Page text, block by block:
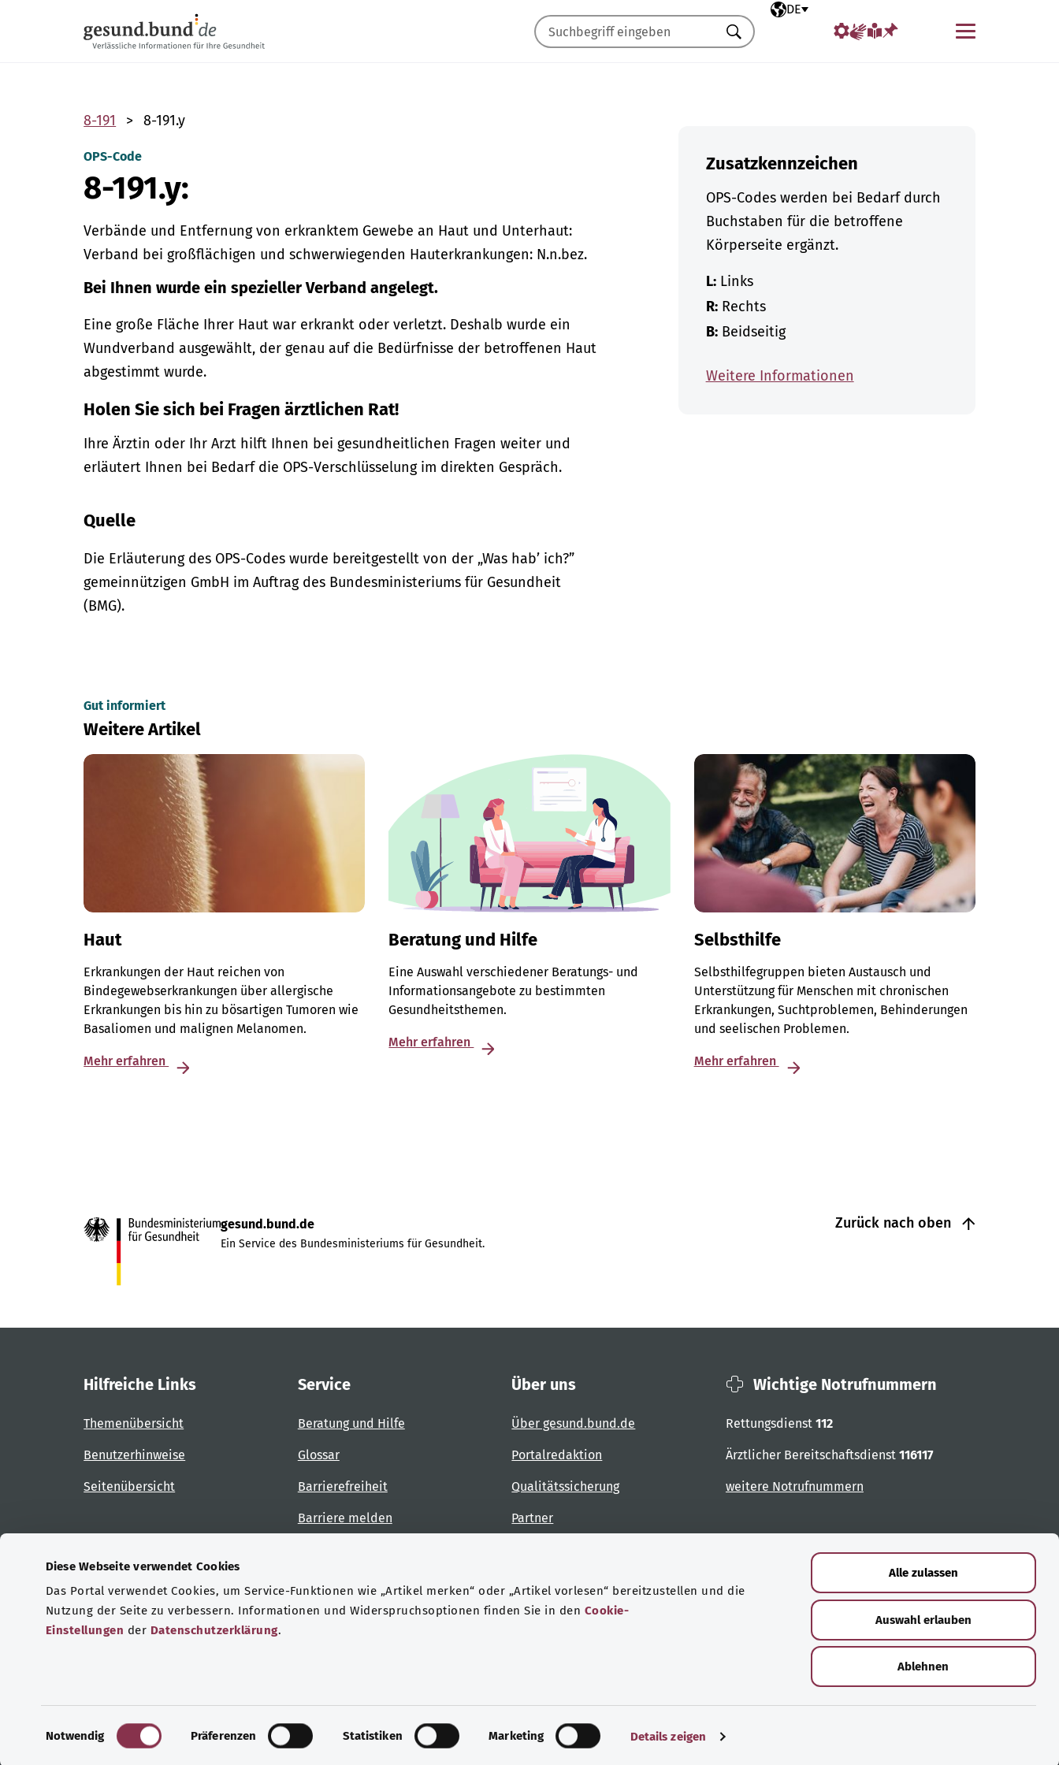
Diese Webseite verwendet Cookies
Das Portal verwendet Cookies, um Service-Funktionen wie „Artikel merken“ oder „Artikel vorlesen“ bereitzustellen und die
Nutzung der Seite zu verbessern. Informationen und Widerspruchsoptionen finden Sie in den Cookie-
Einstellungen der Datenschutzerklärung.
Notwendig Präferenzen Statistiken Marketing Details zeigen
Alle zulassen
Auswahl erlauben
Ablehnen
Ausgewählte Sprache
DE
Menü
Suchen
8-191 8-191.y
OPS-Code
8-191.y:
Verbände und Entfernung von erkranktem Gewebe an Haut und Unterhaut:
Verband bei großflächigen und schwerwiegenden Hauterkrankungen: N.n.bez.
Bei Ihnen wurde ein spezieller Verband angelegt.
Eine große Fläche Ihrer Haut war erkrankt oder verletzt. Deshalb wurde ein
Wundverband ausgewählt, der genau auf die Bedürfnisse der betroffenen Haut
abgestimmt wurde.
Holen Sie sich bei Fragen ärztlichen Rat!
Ihre Ärztin oder Ihr Arzt hilft Ihnen bei gesundheitlichen Fragen weiter und
erläutert Ihnen bei Bedarf die OPS-Verschlüsselung im direkten Gespräch.
Quelle
Die Erläuterung des OPS-Codes wurde bereitgestellt von der „Was hab’ ich?”
gemeinnützigen GmbH im Auftrag des Bundesministeriums für Gesundheit
(BMG).
Zusatzkennzeichen
OPS-Codes werden bei Bedarf durch
Buchstaben für die betroffene
Körperseite ergänzt.
L:Links
R:Rechts
B:Beidseitig
Weitere Informationen
Gut informiert
Weitere Artikel
Haut
Erkrankungen der Haut reichen von
Bindegewebserkrankungen über allergische
Erkrankungen bis hin zu bösartigen Tumoren wie
Basaliomen und malignen Melanomen.
Mehr erfahren
Beratung und Hilfe
Eine Auswahl verschiedener Beratungs- und
Informationsangebote zu bestimmten
Gesundheitsthemen.
Mehr erfahren
Selbsthilfe
Selbsthilfegruppen bieten Austausch und
Unterstützung für Menschen mit chronischen
Erkrankungen, Suchtproblemen, Behinderungen
und seelischen Problemen.
Mehr erfahren
Zurück nach oben
gesund.bund.de
Ein Service des Bundesministeriums für Gesundheit.
Hilfreiche Links
Themenübersicht
Benutzerhinweise
Seitenübersicht
Service
Beratung und Hilfe
Glossar
Barrierefreiheit
Barriere melden
Über uns
Über gesund.bund.de
Portalredaktion
Qualitätssicherung
Partner
Wichtige Notrufnummern
Rettungsdienst 112
Ärztlicher Bereitschaftsdienst 116117
weitere Notrufnummern
Zertifizierungen
© Copyright 2026 Bundesministerium für Gesundheit Datenschutz